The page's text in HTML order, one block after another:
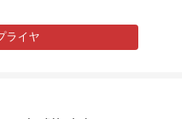
ライヤ